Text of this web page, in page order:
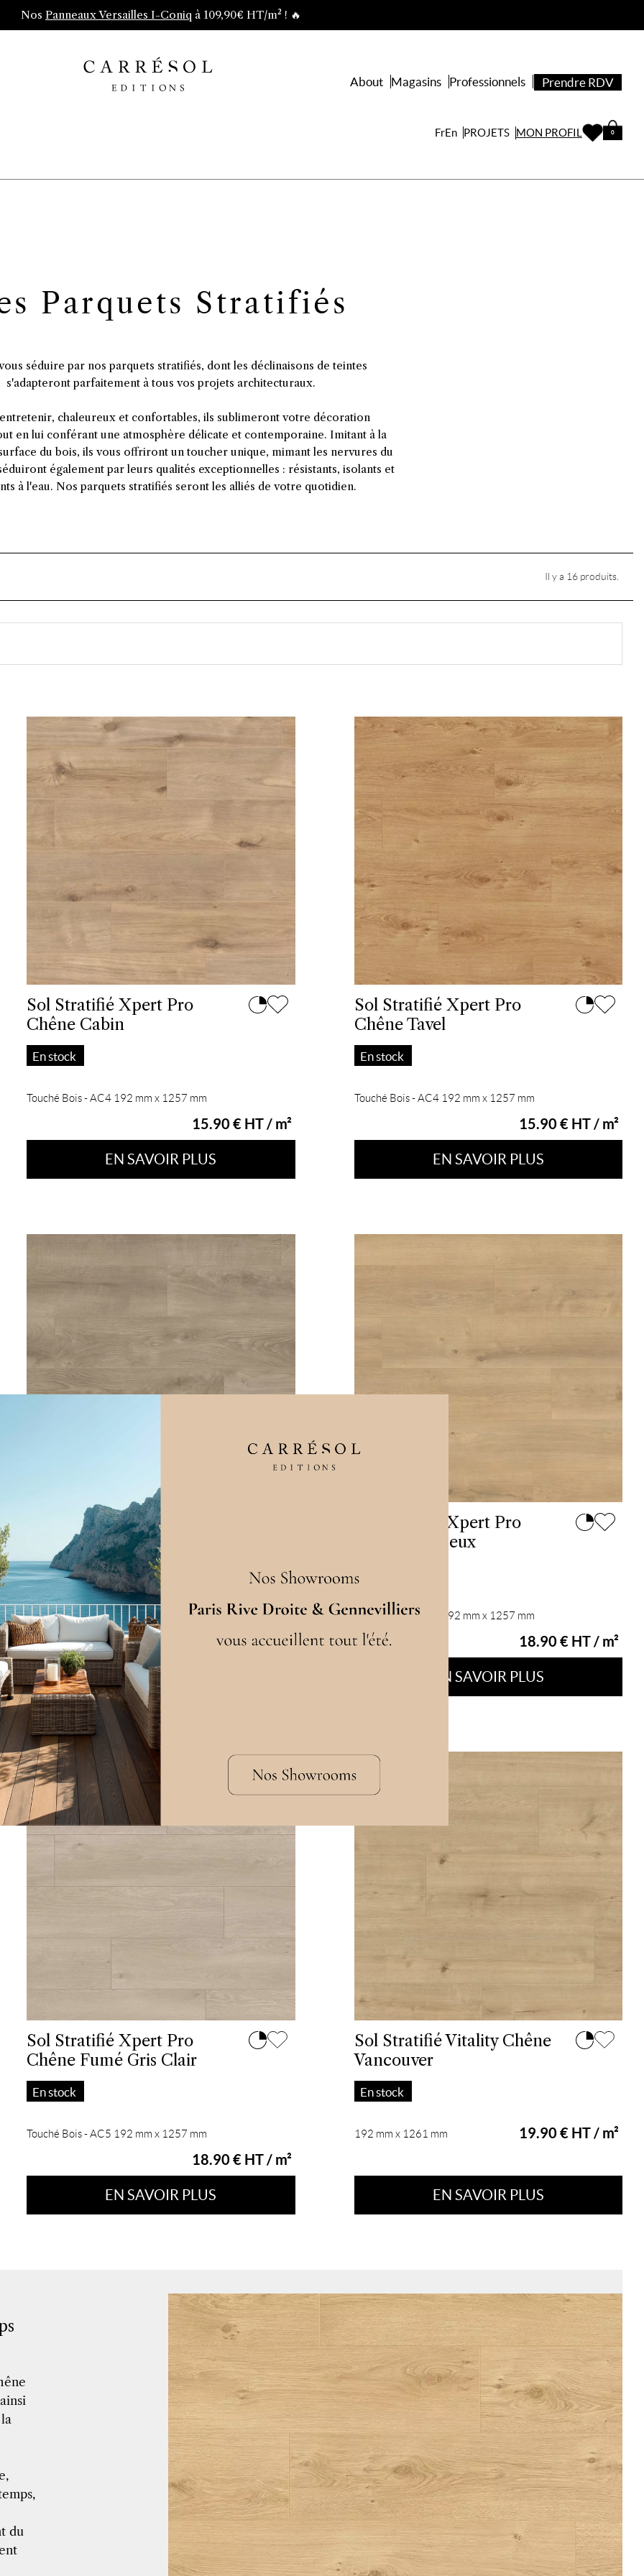
Nos Panneaux Versailles I-Coniq à 109,90€ HT/m² ! 🔥
About Magasins Professionnels Prendre RDV
FrEn PROJETS MON PROFIL 0
Parquets Stratifiés
séduire par nos parquets stratifiés, dont les déclinaisons de teintes
s'adapteront parfaitement à tous vos projets architecturaux.
chaleureux et confortables, ils sublimeront votre décoration
en lui conférant une atmosphère délicate et contemporaine. Imitant à la
du bois, ils vous offriront un toucher unique, mimant les nervures du
également par leurs qualités exceptionnelles : résistants, isolants et
à l'eau. Nos parquets stratifiés seront les alliés de votre quotidien.
Il y a 16 produits.
(16)
Teintes Prix
En stock
Sol Stratifié Xpert Pro
Chêne Cabin
En stock
Touché Bois - AC4 192 mm x 1257 mm
15.90 € HT / m²
EN SAVOIR PLUS
Sol Stratifié Xpert Pro
Chêne Tavel
En stock
Touché Bois - AC4 192 mm x 1257 mm
15.90 € HT / m²
EN SAVOIR PLUS
Sol Stratifié Xpert Pro
Chêne Amélia
En stock
Touché Bois - AC4 192 mm x 1257 mm
15.90 € HT / m²
EN SAVOIR PLUS
Sol Stratifié Xpert Pro
Chêne Brumeux
Touché Bois - AC5 192 mm x 1257 mm
18.90 € HT / m²
EN SAVOIR PLUS
Sol Stratifié Xpert Pro
Chêne Fumé Gris Clair
En stock
Touché Bois - AC5 192 mm x 1257 mm
18.90 € HT / m²
EN SAVOIR PLUS
Sol Stratifié Vitality Chêne
Vancouver
En stock
192 mm x 1261 mm 19.90 € HT / m²
EN SAVOIR PLUS
du